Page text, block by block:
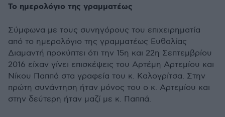
Το ημερολόγιο της γραμματέως
Σύμφωνα με τους συνηγόρους του επιχειρηματία
από το ημερολόγιο της γραμματέως Ευθαλίας
Διαμαντή προκύπτει ότι την 15η και 22η Σεπτεμβρίου
2016 είχαν γίνει επισκέψεις του Αρτέμη Αρτεμίου και
Νίκου Παππά στα γραφεία του κ. Καλογρίτσα. Στην
πρώτη συνάντηση ήταν μόνος του ο κ. Αρτεμίου και
στην δεύτερη ήταν μαζί με κ. Παππά.